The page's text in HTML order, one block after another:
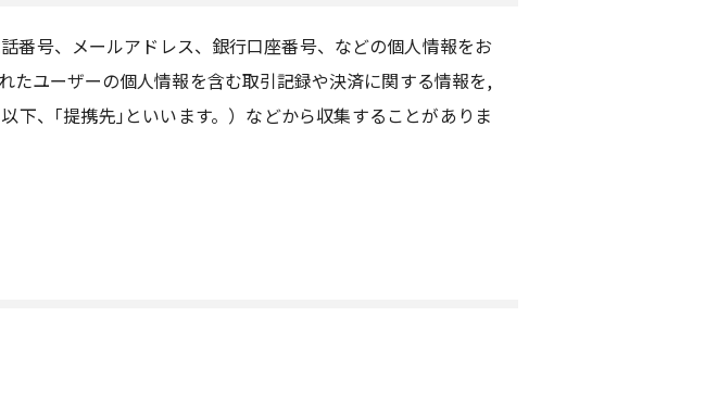
番号、メールアドレス、銀行口座番号、などの個人情報をお
たユーザーの個人情報を含む取引記録や決済に関する情報を,
下、｢提携先｣といいます。）などから収集することがありま